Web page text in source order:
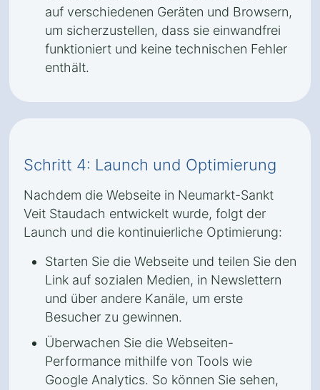
auf verschiedenen Geräten und Browsern,
um sicherzustellen, dass sie einwandfrei
funktioniert und keine technischen Fehler
enthält.
Schritt 4: Launch und Optimierung
Nachdem die Webseite in Neumarkt-Sankt
Veit Staudach entwickelt wurde, folgt der
Launch und die kontinuierliche Optimierung:
Starten Sie die Webseite und teilen Sie den
Link auf sozialen Medien, in Newslettern
und über andere Kanäle, um erste
Besucher zu gewinnen.
Überwachen Sie die Webseiten-
Performance mithilfe von Tools wie
Google Analytics. So können Sie sehen,